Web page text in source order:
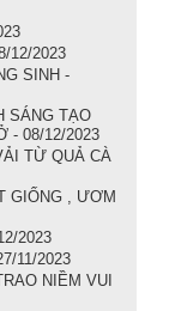
12/2023
SINH -
SÁNG TẠO
- 08/12/2023
TỪ QUẢ CÀ
GIỐNG , ƯƠM
2023
11/2023
NIỀM VUI